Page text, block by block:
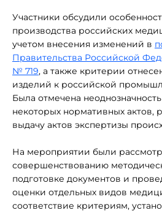
Участники обсудили
производства российских
учетом внесения изменений в
Правительства Российской
№ 719, а также критерии
изделий к российской
Была отмечена
некоторых нормативных актов,
выдачу актов экспертизы
На мероприятии были
совершенствованию
подготовке документов и
оценки отдельных видов
соответствие критериям,